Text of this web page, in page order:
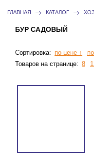
ГЛАВНАЯ КАТАЛОГ
БУР САДОВЫЙ
Сортировка: по цене ↑
Товаров на странице: 8